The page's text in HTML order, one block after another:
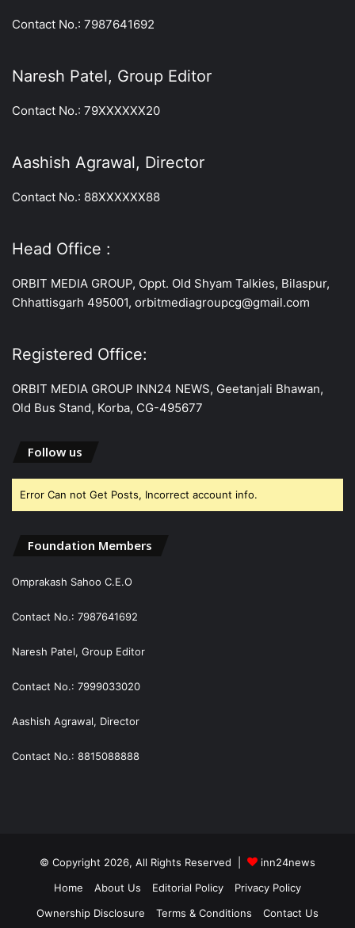
Contact No.: 7987641692
Naresh Patel, Group Editor
Contact No.: 79XXXXXX20
Aashish Agrawal, Director
Contact No.: 88XXXXXX88
Head Office :
ORBIT MEDIA GROUP, Oppt. Old Shyam Talkies, Bilaspur,
Chhattisgarh 495001, orbitmediagroupcg@gmail.com
Registered Office:
ORBIT MEDIA GROUP INN24 NEWS, Geetanjali Bhawan,
Old Bus Stand, Korba, CG-495677
Follow us
Error Can not Get Posts, Incorrect account info.
Foundation Members
Omprakash Sahoo C.E.O
Contact No.: 7987641692
Naresh Patel, Group Editor
Contact No.: 7999033020
Aashish Agrawal, Director
Contact No.: 8815088888
© Copyright 2026, All Rights Reserved |
inn24news
Home
About Us Editorial Policy
Privacy Policy
Ownership Disclosure
Terms & Conditions Contact Us